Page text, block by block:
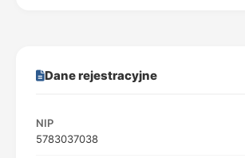
Dane rejestracyjne
NIP
5783037038